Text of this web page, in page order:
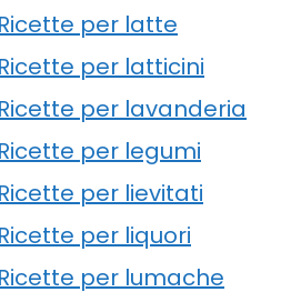
per latte
per latticini
per lavanderia
per legumi
per lievitati
per liquori
per lumache